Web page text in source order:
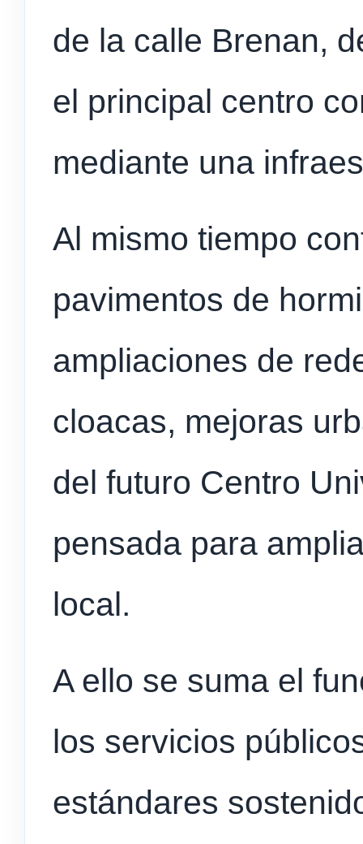
de la calle Brenan,
el principal centro
mediante una
Al mismo tiempo
pavimentos de
ampliaciones de
cloacas, mejoras
del futuro Centro
pensada para
local.
A ello se suma el
los servicios
estándares